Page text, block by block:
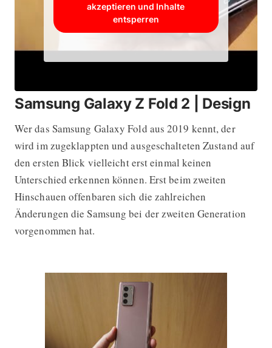
akzeptieren und Inhalte
entsperren
Samsung Galaxy Z Fold 2 | Design
Wer das Samsung Galaxy Fold aus 2019 kennt, der
wird im zugeklappten und ausgeschalteten Zustand auf
den ersten Blick vielleicht erst einmal keinen
Unterschied erkennen können. Erst beim zweiten
Hinschauen offenbaren sich die zahlreichen
Änderungen die Samsung bei der zweiten Generation
vorgenommen hat.